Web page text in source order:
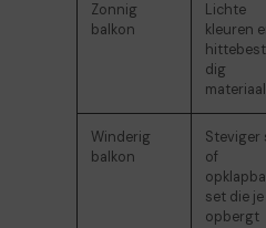
Zonnig
balkon
Lichte
kleuren
dig
materiaal
Winderig
balkon
Steviger
of
set die je
opbergt